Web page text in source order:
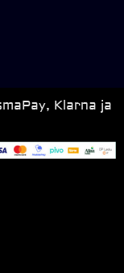
Klarna ja